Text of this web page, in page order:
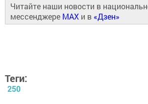
Читайте наши новости в
мессенджере MAX и в «Дзен»
Теги:
250